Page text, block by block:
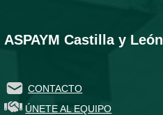
ASPAYM Castilla y León
CONTACTO
ÚNETE AL EQUIPO